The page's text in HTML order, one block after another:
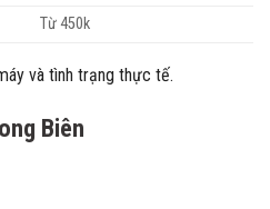
Từ 450k
và tình trạng thực tế.
Biên